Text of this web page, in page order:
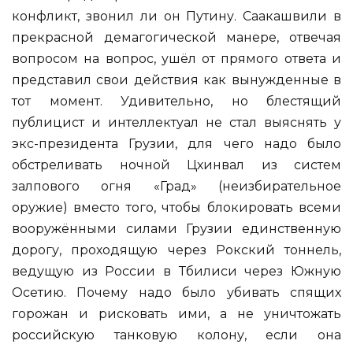
конфликт, звонил ли он Путину. Саакашвили в
прекрасной демагогической манере, отвечая
вопросом на вопрос, ушёл от прямого ответа и
представил свои действия как вынужденные в
тот момент. Удивительно, но блестящий
публицист и интеллектуал не стал выяснять у
экс-президента Грузии, для чего надо было
обстреливать ночной Цхинвал из систем
залпового огня «Град» (неизбирательное
оружие) вместо того, чтобы блокировать всеми
вооружёнными силами Грузии единственную
дорогу, проходящую через Рокский тоннель,
ведущую из России в Тбилиси через Южную
Осетию. Почему надо было убивать спящих
горожан и рисковать ими, а не уничтожать
российскую танковую колону, если она